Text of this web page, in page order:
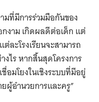
มที่มีการร่วมมือกันของ
กงาม เกิดผลดีต่อเด็ก แต่
ะโรงเรียนจะสามารถ
ไร หากสิ้นสุดโครงการ
อมโยงในเชิงระบบที่มีอยู่
ผู้อำนวยการและครู”